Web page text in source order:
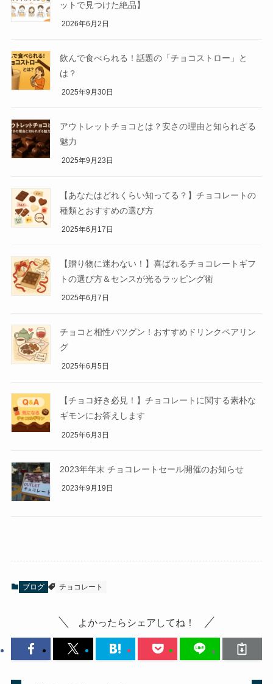
ットで見つけた絶品】
2026年6月2日
飲んで食べられる！話題の「チョコストロー」と
は？
2025年9月30日
アウトレットチョコとは？安さの理由と知られざる
魅力
2025年9月23日
【あなたはどれくらい知ってる？】チョコレートの
種類とおすすめの選び方
2025年6月17日
【贈り物に迷わない！】喜ばれるチョコレートギフ
トの選び方＆センスが光るラッピング術
2025年6月7日
チョコと相性バツグン！おすすめドリンクペアリン
グ
2025年6月5日
【チョコ好き必見！】チョコレートに関する素朴な
ギモンにお答えします
2025年6月3日
2023年年末 チョコレートセール開催のお知らせ
2023年9月19日
ブログ チョコレート
よかったらシェアしてね！